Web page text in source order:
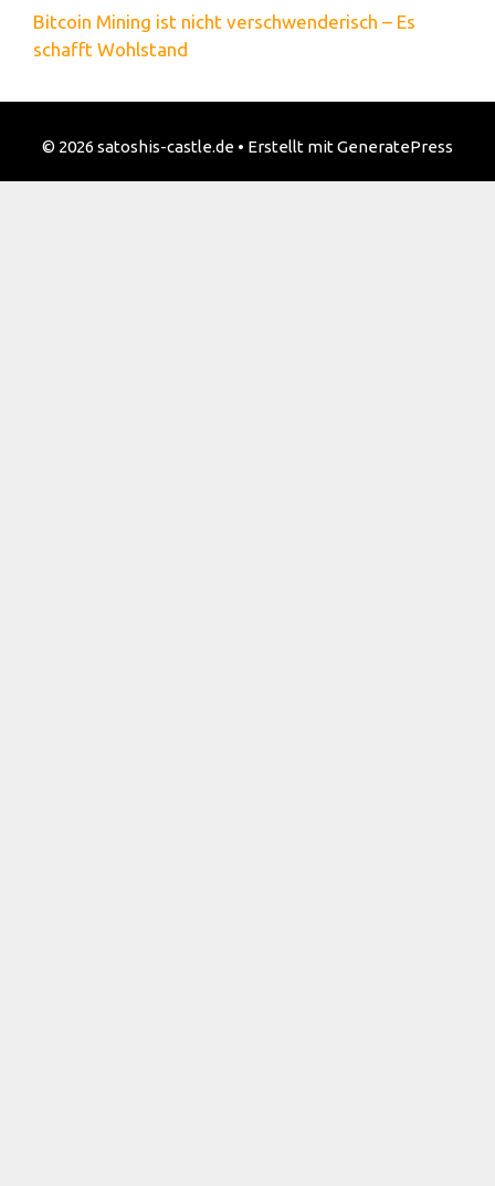
Bitcoin Mining ist nicht verschwenderisch – Es
schafft Wohlstand
© 2026 satoshis-castle.de • Erstellt mitGeneratePress